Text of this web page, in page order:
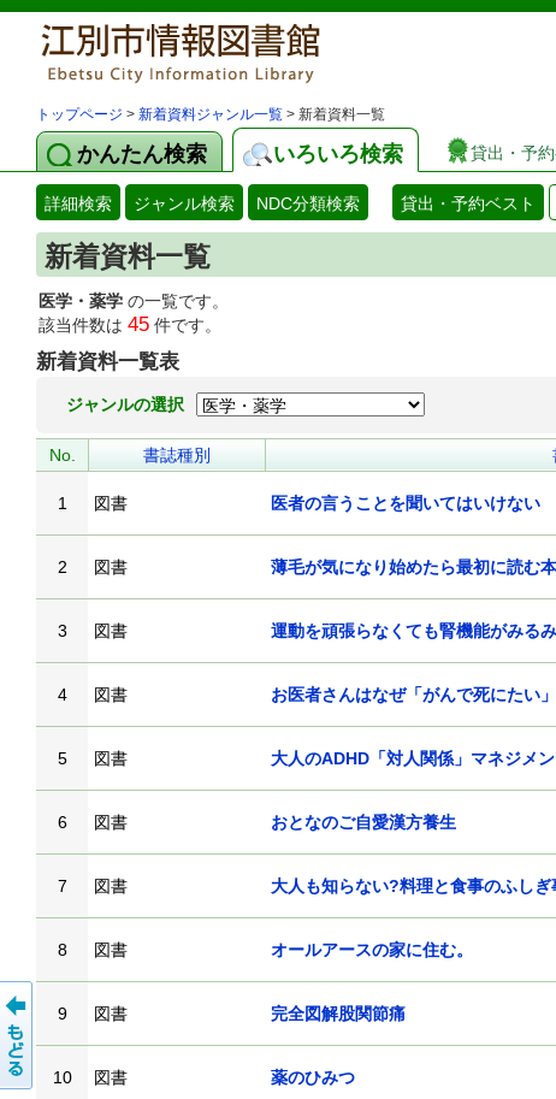
トップページ > 新着資料ジャンル一覧 > 新着資料一覧
かんたん検索 いろいろ検索 貸出・予
詳細検索 ジャンル検索 NDC分類検索 貸出・予約ベスト
新着資料一覧
医学・薬学 の一覧です。
該当件数は 45 件です。
新着資料一覧表
ジャンルの選択
No. 書誌種別
1 図書 医者の言うことを聞いてはいけない
2 図書 薄毛が気になり始めたら最初に読む本
3 図書 運動を頑張らなくても腎機能がみる
4 図書 お医者さんはなぜ「がんで死にたい
5 図書 大人のADHD「対人関係」マネジメン
6 図書 おとなのご自愛漢方養生
7 図書 大人も知らない?料理と食事のふしぎ
8 図書 オールアースの家に住む。
9 図書 完全図解股関節痛
10 図書 薬のひみつ